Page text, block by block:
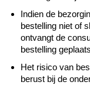
Indien de
bestelling niet of
ontvangt de
bestelling
Het risico van
berust bij de